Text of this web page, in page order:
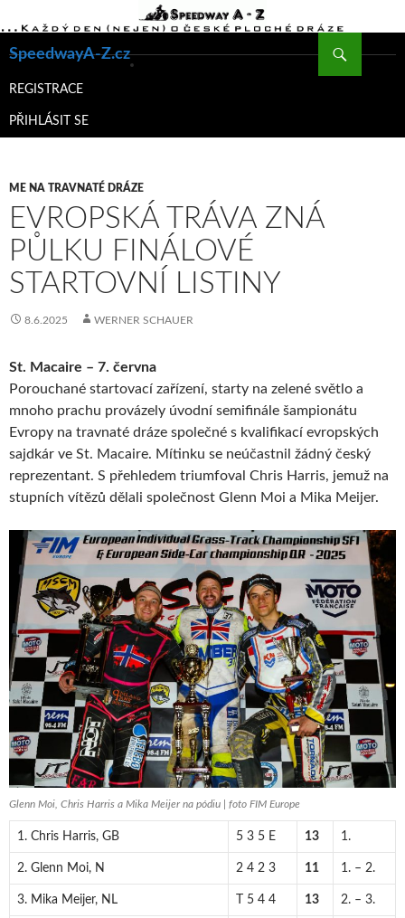
SpeedwayA-Z.cz
K
WEBU
REGISTRACE
PŘIHLÁSIT SE
ME NA TRAVNATÉ DRÁZE
EVROPSKÁ TRÁVA ZNÁ
PŮLKU FINÁLOVÉ
STARTOVNÍ LISTINY
8.6.2025 WERNER SCHAUER
St. Macaire – 7. června
Porouchané startovací zařízení, starty na zelené světlo a
mnoho prachu provázely úvodní semifinále šampionátu
Evropy na travnaté dráze společné s kvalifikací evropských
sajdkár ve St. Macaire. Mítinku se neúčastnil žádný český
reprezentant. S přehledem triumfoval Chris Harris, jemuž na
stupních vítězů dělali společnost Glenn Moi a Mika Meijer.
Glenn Moi, Chris Harris a Mika Meijer na pódiu | foto FIM Europe
1. Chris Harris, GB 5 3 5 E 13 1.
2. Glenn Moi, N 2 4 2 3 11 1. – 2.
3. Mika Meijer, NL T 5 4 4 13 2. – 3.